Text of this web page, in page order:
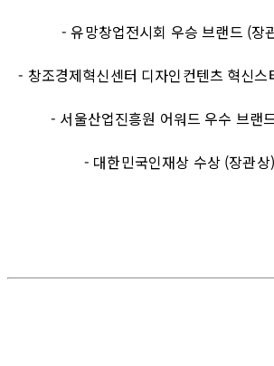
- 유망창업전시회 우승 브랜드 (장
- 창조경제혁신센터 디자인컨텐츠 혁신
- 서울산업진흥원 어워드 우수 브랜
- 대한민국인재상 수상 (장관